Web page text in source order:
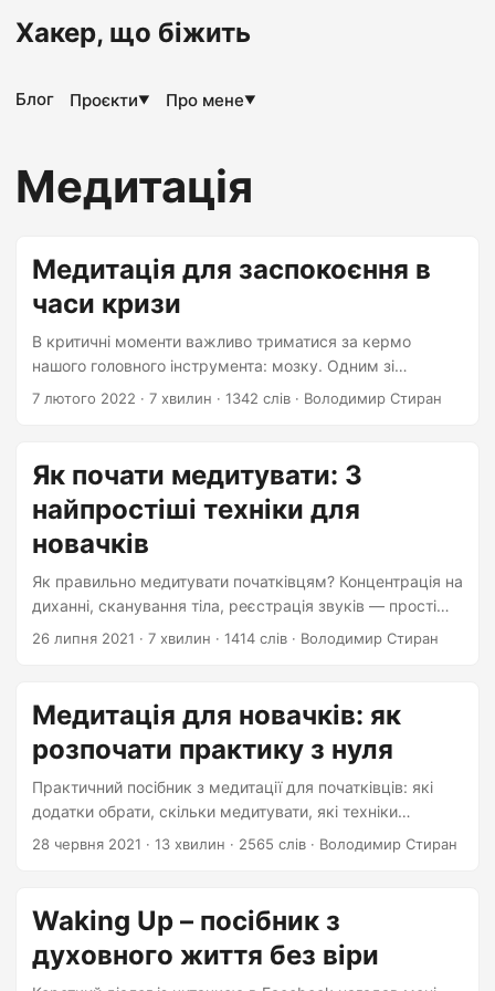
Хакер, що біжить
Блог Проєкти▼ Про мене▼
Медитація
Медитація для заспокоєння в
часи кризи
В критичні моменти важливо триматися за кермо
нашого головного інструмента: мозку. Одним зі
способів психічного саморегулювання є медитація. З
7 лютого 2022 · 7 хвилин · 1342 слів · Володимир Стиран
Як почати медитувати: 3
найпростіші техніки для
новачків
Як правильно медитувати початківцям? Концентрація на
диханні, сканування тіла, реєстрація звуків — прості
техніки для щоденної практики.
26 липня 2021 · 7 хвилин · 1414 слів · Володимир Стиран
Медитація для новачків: як
розпочати практику з нуля
Практичний посібник з медитації для початківців: які
додатки обрати, скільки медитувати, які техніки
найефективніші. Починайте сьогодні.
28 червня 2021 · 13 хвилин · 2565 слів · Володимир Стиран
Waking Up – посібник з
духовного життя без віри